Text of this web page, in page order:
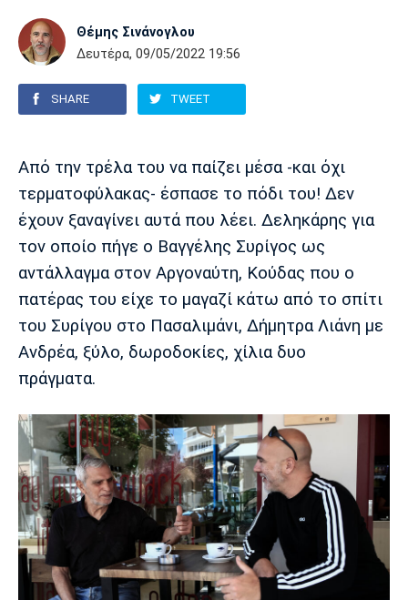
Champions League
Europa League
Conference League
Διεθνή
Euro
Εθνικές Ομάδες
Κύπελλο
Διαιτησία
Ποδόσφαιρο Γυναικών
ΝΒΑ
Α Γυναικών
Champions League
Κύπελλο
EuroCup
Basket League
Α2 Μπάσκετ
FIBA World Cup 2023
Τένις
Σπορ
Στίβος
Γυμναστική
Κολύμβηση
Χάντμπολ
Auto-Moto
Αυτοκίνητο
Formula 1
Μοτοσυκλέτα
Tech
Gaming
Gadgets
Smartphones
Plus
Θέατρο
Σινεμά
Ευ ζην
Βιβλίο
Μουσική
Πολιτισμός
Blogs
Η Εφημερίδα
Πρωτοσέλιδα
Έντυπη έκδοση
Στήλες
Τραγούδια
Cine Spot
Running
Πρόγραμμα TV
Αστέρας
ΠΑΣ Γιάννινα
Παναιτωλικός Λαμία ΑΕΛ
Απόλλων
Σμύρνης
Άρης ΟΦΗ
Ιωνικός Κηφισιά Πανσερραϊκός
Θέμης Σινάνογλου
Δευτέρα, 09/05/2022 19:56
SHARE TWEET
Από την τρέλα του να παίζει μέσα -και όχι
τερματοφύλακας- έσπασε το πόδι του! Δεν
έχουν ξαναγίνει αυτά που λέει. Δεληκάρης για
τον οποίο πήγε ο Βαγγέλης Συρίγος ως
αντάλλαγμα στον Αργοναύτη, Κούδας που ο
πατέρας του είχε το μαγαζί κάτω από το σπίτι
του Συρίγου στο Πασαλιμάνι, Δήμητρα Λιάνη με
Ανδρέα, ξύλο, δωροδοκίες, χίλια δυο
πράγματα.